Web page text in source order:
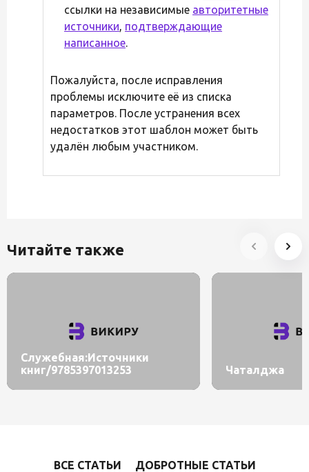
ссылки на независимые авторитетные
источники, подтверждающие
написанное.
Пожалуйста, после исправления
проблемы исключите её из списка
параметров. После устранения всех
недостатков этот шаблон может быть
удалён любым участником.
Читайте также
Служебная:Источники
книг/9785397013253
Чаталджа
ВСЕ СТАТЬИ ДОБРОТНЫЕ СТАТЬИ